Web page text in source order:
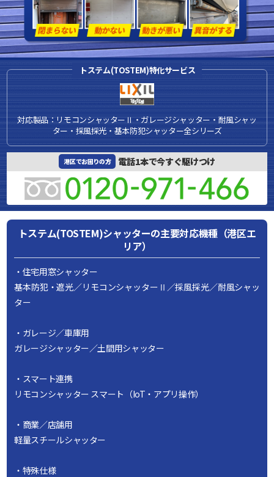
トステム(TOSTEM)特化サービス
対応製品：リモコンシャッターⅡ・ガレージシャッター・耐風シャッ
ター・採風採光・基本防犯シャッター全シリーズ
港区でお困りの方 電話1本で今すぐ駆けつけ
トステム(TOSTEM)シャッターの主要対応機種（港区エ
リア）
・住宅用窓シャッター
基本防犯・遮光／リモコンシャッターⅡ／採風採光／耐風シャッ
ター
・ガレージ／車庫用
ガレージシャッター／土間用シャッター
・スマート連携
リモコンシャッター スマート（IoT・アプリ操作）
・商業／店舗用
軽量スチールシャッター
・特殊仕様